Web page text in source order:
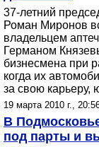
37-летний
Роман Миронов
владельцем
Германом
бизнесмена при
когда их
за свою карьеру,
19 марта 2010 г.,
В
под парты и